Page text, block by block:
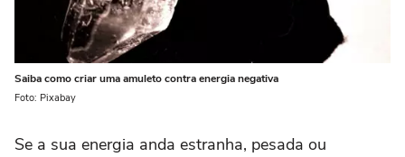
Saiba como criar uma amuleto contra energia negativa
Foto: Pixabay
Se a sua energia anda estranha, pesada ou